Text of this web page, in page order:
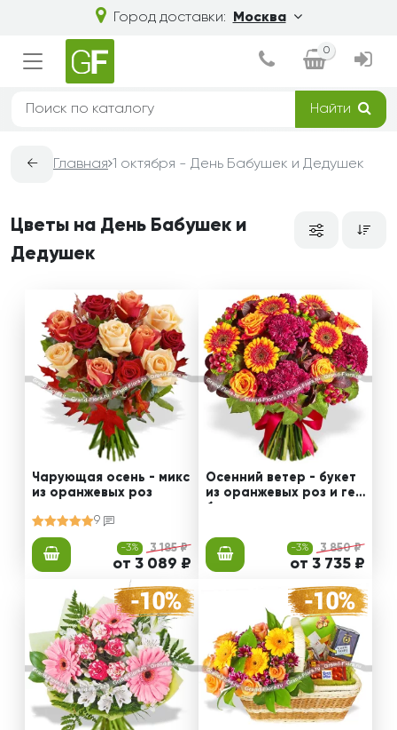
Город доставки: Москва
0
Найти
← Главная 1 октября - День Бабушек и Дедушек
Цветы на День Бабушек и
Дедушек
Чарующая осень - микс
из оранжевых роз
9
-3% 3 185 ₽
от 3 089 ₽
Осенний ветер - букет
из оранжевых роз и гер
-3% 3 850 ₽
от 3 735 ₽